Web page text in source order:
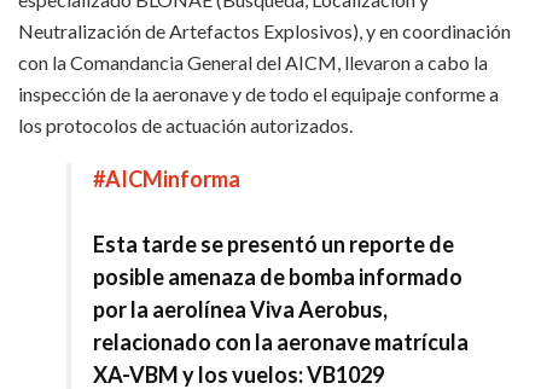
Neutralización de Artefactos Explosivos), y en coordinación
con la Comandancia General del AICM, llevaron a cabo la
inspección de la aeronave y de todo el equipaje conforme a
los protocolos de actuación autorizados.
#AICMinforma
Esta tarde se presentó un reporte de
posible amenaza de bomba informado
por la aerolínea Viva Aerobus,
relacionado con la aeronave matrícula
XA-VBM y los vuelos: VB1029